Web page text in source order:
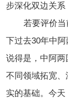
步深化双边关系
若要评价当前
下过去30年中
说得是，中阿
不同领域拓宽
实的基础。今